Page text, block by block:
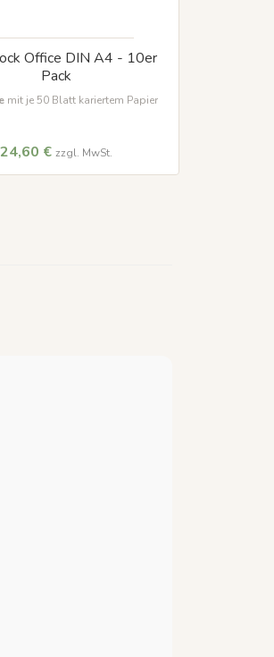
Office DIN A4 - 10er
Pack
mit je 50 Blatt kariertem Papier
24,60 € zzgl. MwSt.